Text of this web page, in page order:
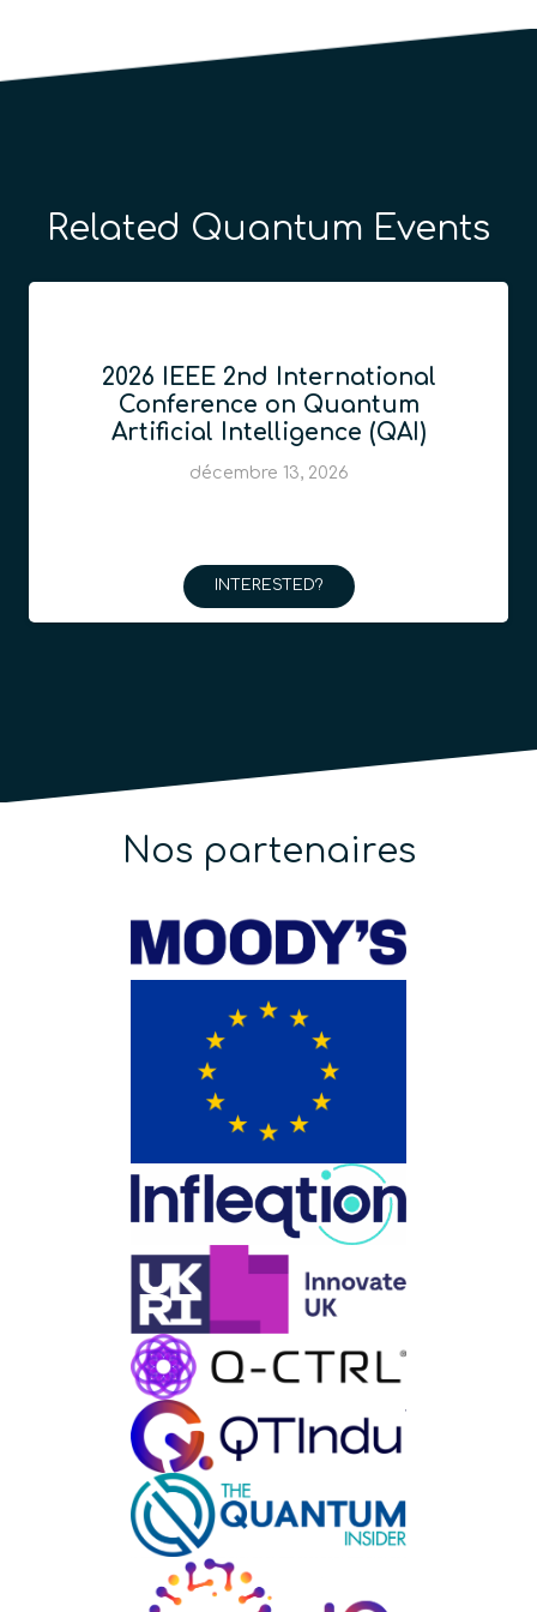
Related Quantum Events
2026 IEEE 2nd International
Conference on Quantum
Artificial Intelligence (QAI)
décembre 13, 2026
INTERESTED?
Nos partenaires